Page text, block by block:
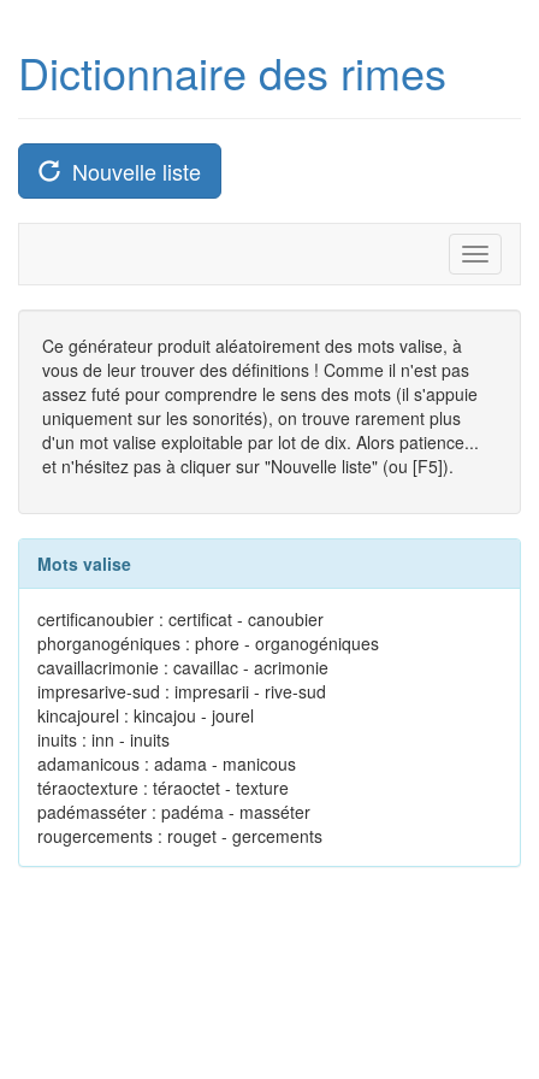
Dictionnaire des rimes
Nouvelle liste
Toggle
Ce générateur produit aléatoirement des mots valise, à
vous de leur trouver des définitions ! Comme il n'est pas
assez futé pour comprendre le sens des mots (il s'appuie
uniquement sur les sonorités), on trouve rarement plus
d'un mot valise exploitable par lot de dix. Alors patience...
et n'hésitez pas à cliquer sur "Nouvelle liste" (ou [F5]).
Mots valise
certificanoubier : certificat - canoubier
phorganogéniques : phore - organogéniques
cavaillacrimonie : cavaillac - acrimonie
impresarive-sud : impresarii - rive-sud
kincajourel : kincajou - jourel
inuits : inn - inuits
adamanicous : adama - manicous
téraoctexture : téraoctet - texture
padémasséter : padéma - masséter
rougercements : rouget - gercements